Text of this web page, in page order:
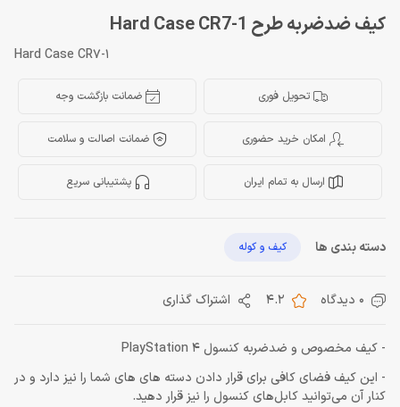
کیف ضدضربه طرح Hard Case CR7-1
Hard Case CR7-1
تحویل فوری ضمانت بازگشت وجه
امکان خرید حضوری ضمانت اصالت و سلامت
ارسال به تمام ایران پشتیبانی سریع
دسته بندی ها کیف و کوله
0 دیدگاه 4.2 اشتراک گذاری
- کیف مخصوص و ضدضربه کنسول PlayStation 4
- این کیف فضای کافی برای قرار دادن دسته های های شما را نیز دارد و در
کنار آن می‌توانید کابل‌های کنسول را نیز قرار دهید.